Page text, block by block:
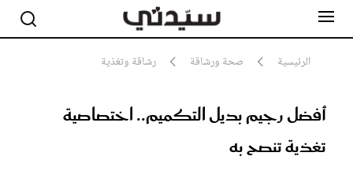
الرئيسية صحة ورشاقة رشاقة وتغذية
أفضل رجيم بديل التكميم.. اختصاصية
تغذية تنصح به
مشاهير
جمال